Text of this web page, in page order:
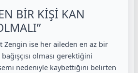
BİR KİŞİ KAN
Zengin ise her aileden en az bir
olması gerektiğini
nedeniyle kaybettiğini belirten